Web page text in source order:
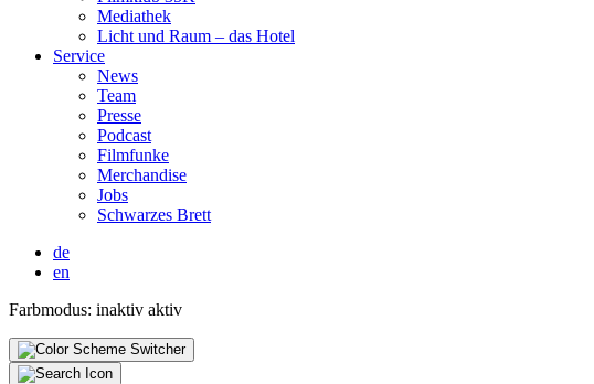
Media­thek
Licht und Raum – das Hotel
Ser­vice
News
Team
Pres­se
Pod­cast
Film­fun­ke
Mer­chan­di­se
Jobs
Schwar­zes Brett
de
en
Farbmodus: inaktiv aktiv